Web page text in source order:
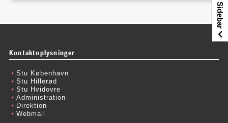
Sidebar
Kontaktoplysninger
Stu København
Stu Hillerød
Stu Hvidovre
Administration
Direktion
Webmail